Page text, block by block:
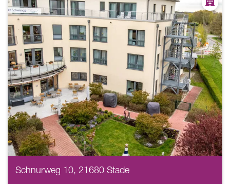
Schnurweg 10, 21680 Stade